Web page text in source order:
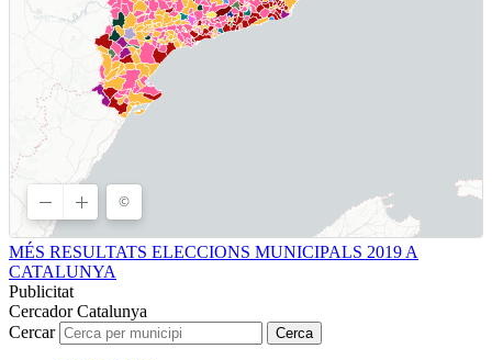
MÉS RESULTATS ELECCIONS MUNICIPALS 2019 A
CATALUNYA
Publicitat
Cercador Catalunya
Cercar
Cerca